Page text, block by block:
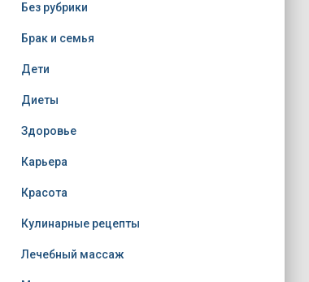
Без рубрики
Брак и семья
Дети
Диеты
Здоровье
Карьера
Красота
Кулинарные рецепты
Лечебный массаж